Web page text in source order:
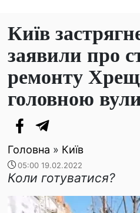
Київ
заявили про
ремонту
головною
Головна » Київ
05:00 19.02.2022
Коли готуватися?